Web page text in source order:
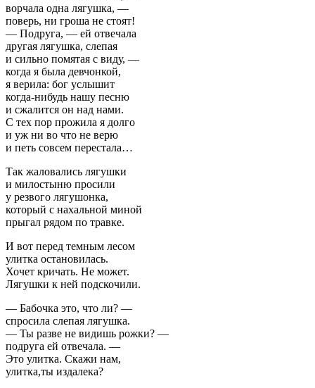
ворчала одна лягушка, —
поверь, ни гроша не стоят!
— Подруга, — ей отвечала
другая лягушка, слепая
и сильно помятая с виду, —
когда я была девчонкой,
я верила: бог услышит
когда-нибудь нашу песню
и сжалится он над нами.
С тех пор прожила я долго
и уж ни во что не верю
и петь совсем перестала…
Так жаловались лягушки
и милостыню просили
у резвого лягушонка,
который с нахальной миной
прыгал рядом по травке.
И вот перед темным лесом
улитка остановилась.
Хочет кричать. Не может.
Лягушки к ней подскочили.
— Бабочка это, что ли? —
спросила слепая лягушка.
— Ты разве не видишь рожки? —
подруга ей отвечала. —
Это улитка. Скажи нам,
улитка,ты издалека?